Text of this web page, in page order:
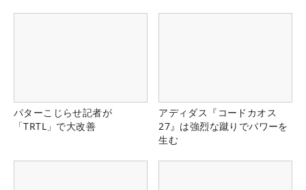
パターこじらせ記者が
「TRTL」で大改善
アディダス『コードカオス
27』は強烈な蹴りでパワーを
生む